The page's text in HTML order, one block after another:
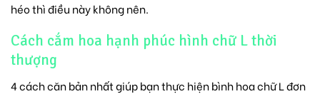
héo thì điều này không nên.
Cách cắm hoa hạnh phúc hình chữ L thời
thượng
4 cách căn bản nhất giúp bạn thực hiện bình hoa chữ L đơn